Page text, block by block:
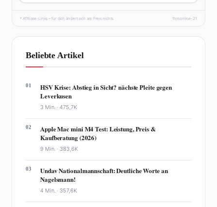
* Affiliate-Links – für dich ändert sich am Preis nichts. fhmonline-21
Beliebte Artikel
01
HSV Krise: Abstieg in Sicht? nächste Pleite gegen
Leverkusen
3 Min. ·475,7K
02
Apple Mac mini M4 Test: Leistung, Preis &
Kaufberatung (2026)
9 Min. · 383,6K
03
Undav Nationalmannschaft: Deutliche Worte an
Nagelsmann!
4 Min. · 357,6K